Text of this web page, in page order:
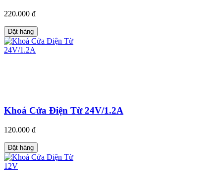
220.000 đ
Đặt hàng
Khoá Cửa Điện Từ 24V/1.2A
120.000 đ
Đặt hàng